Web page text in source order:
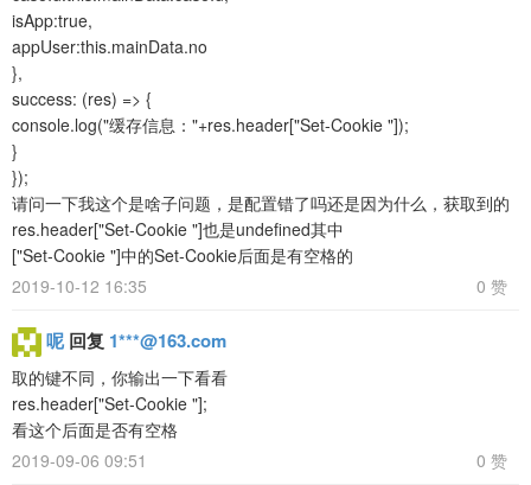
isApp:true,
appUser:this.mainData.no
},
success: (res) => {
console.log("缓存信息："+res.header["Set-Cookie "]);
}
});
请问一下我这个是啥子问题，是配置错了吗还是因为什么，获取到的
res.header["Set-Cookie "]也是undefined其中
["Set-Cookie "]中的Set-Cookie后面是有空格的
2019-10-12 16:35
0 赞
呢 回复 1***@163.com
取的键不同，你输出一下看看
res.header["Set-Cookie "];
看这个后面是否有空格
2019-09-06 09:51
0 赞